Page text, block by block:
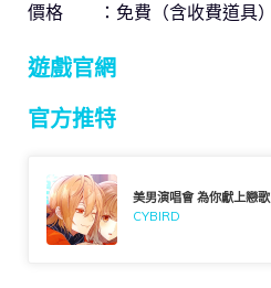
價格 ：免費（含收費道具）
遊戲官網
官方推特
美男演唱會 為你獻上戀歌
CYBIRD